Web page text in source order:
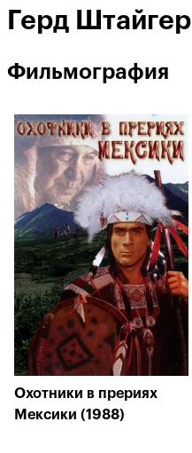
Герд Штайгер
Фильмография
Охотники в прериях
Мексики (1988)